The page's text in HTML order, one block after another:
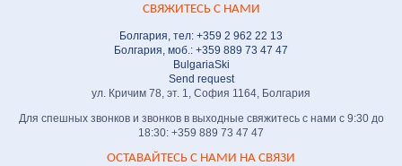
СВЯЖИТЕСЬ С НАМИ
Болгария, тел: +359 2 962 22 13
Болгария, моб.: +359 889 73 47 47
BulgariaSki
Send request
ул. Кричим 78, эт. 1, София 1164, Болгария
Для спешных звонков и звонков в выходные свяжитесь с нами с 9:30 до
18:30: +359 889 73 47 47
ОСТАВАЙТЕСЬ С НАМИ НА СВЯЗИ